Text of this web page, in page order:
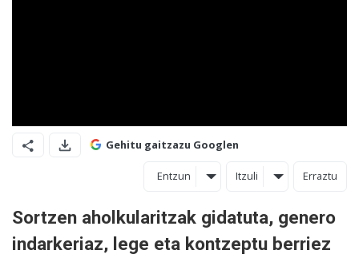
Gehitu gaitzazu Googlen
Entzun Itzuli Erraztu
Sortzen aholkularitzak gidatuta, genero
indarkeriaz, lege eta kontzeptu berriez